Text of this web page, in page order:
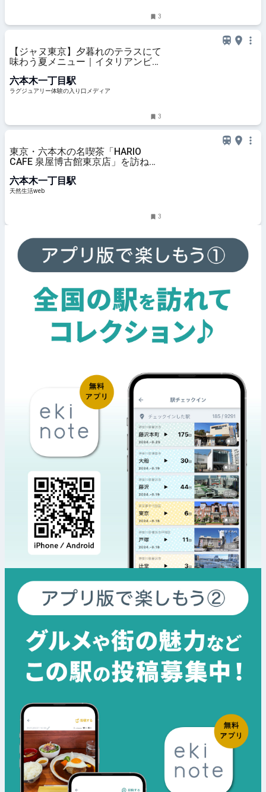
3
【ジャヌ東京】夕暮れのテラスにて
味わう夏メニュー｜イタリアンビー
スタンド
六本木一丁目駅
ラグジュアリー体験の入り口メディア
3
東京・六本木の名喫茶「HARIO
CAFE 泉屋博古館東京店」を訪ね
ながらコーヒーを味わう／喫茶写真
家・川口葉子さん - 天然生活web
六本木一丁目駅
天然生活web
3